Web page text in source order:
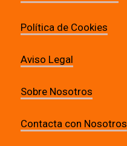
Política de Cookies
Aviso Legal
Sobre Nosotros
Contacta con Nosotros